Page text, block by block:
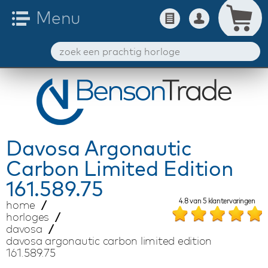
Davosa Argonautic
Carbon Limited Edition
161.589.75
home
horloges
davosa
davosa argonautic carbon limited edition
161.589.75
4.8van5klantervaringen